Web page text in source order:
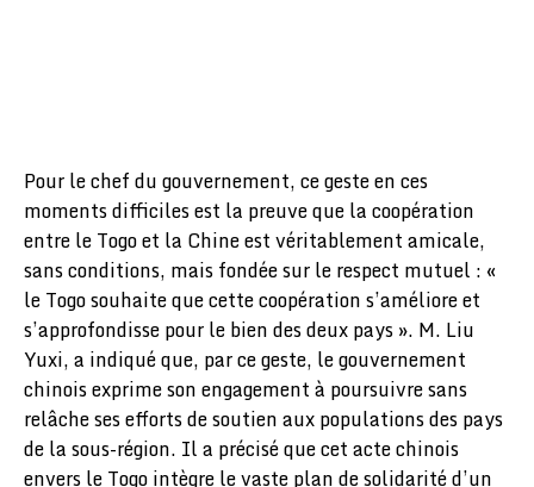
Pour le chef du gouvernement, ce geste en ces
moments difficiles est la preuve que la coopération
entre le Togo et la Chine est véritablement amicale,
sans conditions, mais fondée sur le respect mutuel : «
le Togo souhaite que cette coopération s’améliore et
s’approfondisse pour le bien des deux pays ». M. Liu
Yuxi, a indiqué que, par ce geste, le gouvernement
chinois exprime son engagement à poursuivre sans
relâche ses efforts de soutien aux populations des pays
de la sous-région. Il a précisé que cet acte chinois
envers le Togo intègre le vaste plan de solidarité d’un